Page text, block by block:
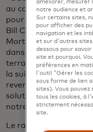
au cours de la phase
pour accélérer nos
Bill Cosgrove,
Mortgage. "Une fois
dans notre solution
terrain est prêt pour
la suite complète
revenus et de
solutions à source
notre modèle
Le rapport de
améliorer, mesurer
notre audience et
Sur certains sites,
pour afficher des
navigation et les
et sur d'autres
dessous pour
site et pourquoi.
préférences en
l'outil "Gérer les
sous forme de lien
sites). Vous
tous les cookies, à
strictement
site.